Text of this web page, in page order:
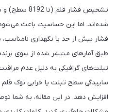
تشخیص فشار
شده‌اند. اما این حساسیت باعث
فشار بیش از حد یا نگهداری
تبلت‌های گرافیکی به دلیل عدم
ساییدگی سطح تبلت یا خرابی نوک قلم
افزایش دهد. در این مقاله، به شما